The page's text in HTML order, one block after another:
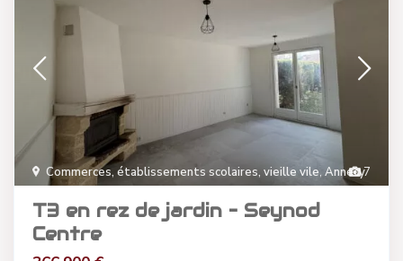
7
Commerces, établissements scolaires, vieille vile,Annecy
T3 en rez de jardin – Seynod
Centre